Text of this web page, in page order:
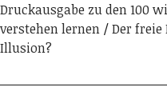
Druckausgabe zu den 100
verstehen lernen
Der freie
Illusion?